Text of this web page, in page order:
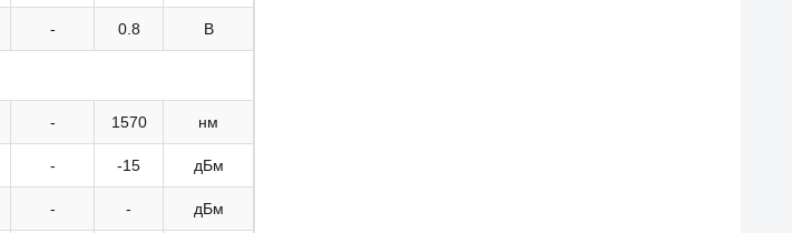
- 0.8 В
- 1570 нм
- -15 дБм
- - дБм